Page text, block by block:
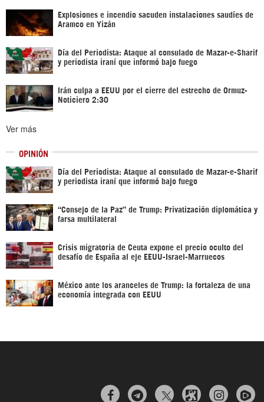
Explosiones e incendio sacuden instalaciones saudíes de
Aramco en Yizán
Día del Periodista: Ataque al consulado de Mazar-e-Sharif
y periodista iraní que informó bajo fuego
Irán culpa a EEUU por el cierre del estrecho de Ormuz-
Noticiero 2:30
Ver más
OPINIÓN
Día del Periodista: Ataque al consulado de Mazar-e-Sharif
y periodista iraní que informó bajo fuego
“Consejo de la Paz” de Trump: Privatización diplomática y
farsa multilateral
Crisis migratoria de Ceuta expone el precio oculto del
desafío de España al eje EEUU-Israel-Marruecos
México ante los aranceles de Trump: la fortaleza de una
economía integrada con EEUU
  